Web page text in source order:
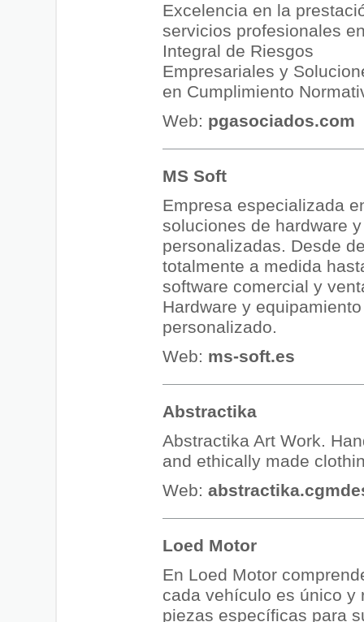
Excelencia en la
servicios profesionales
Integral de Riesgos
Empresariales y
en Cumplimiento
Web: pgasociados.com
MS Soft
Empresa especializada
soluciones de hardware
personalizadas. Desde
totalmente a medida
software comercial y
Hardware y equipamiento
personalizado.
Web: ms-soft.es
Abstractika
Abstractika Art Work.
and ethically made
Web:
Loed Motor
En Loed Motor
cada vehículo es único y
piezas específicas para